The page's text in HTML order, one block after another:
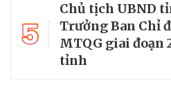
5
Chủ tịch UBND
Trưởng Ban Chỉ
MTQG giai đoạn
tỉnh